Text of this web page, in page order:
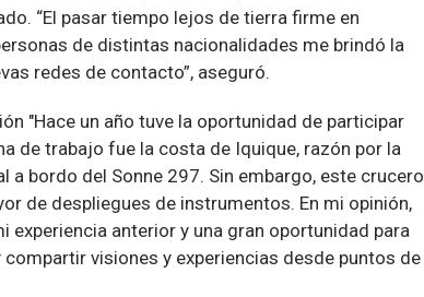
“El pasar tiempo lejos de tierra firme en
de distintas nacionalidades me brindó la
redes de contacto”, aseguró.
"Hace un año tuve la oportunidad de participar
de trabajo fue la costa de Iquique, razón por la
bordo del Sonne 297. Sin embargo, este crucero
de despliegues de instrumentos. En mi opinión,
anterior y una gran oportunidad para
visiones y experiencias desde puntos de